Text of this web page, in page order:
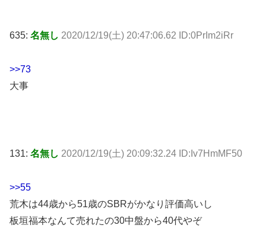
635: 名無し 2020/12/19(土) 20:47:06.62 ID:0PrIm2iRr
>>73
大事
131: 名無し 2020/12/19(土) 20:09:32.24 ID:Iv7HmMF50
>>55
荒木は44歳から51歳のSBRがかなり評価高いし
板垣福本なんて売れたの30中盤から40代やぞ